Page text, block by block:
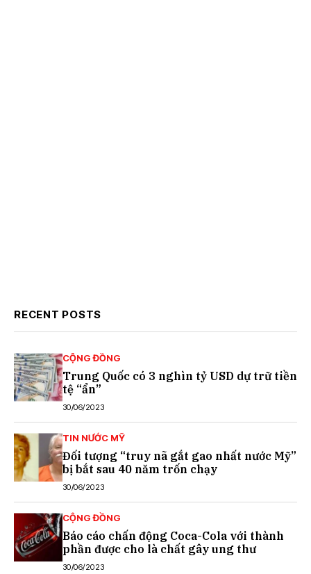
RECENT POSTS
CỘNG ĐỒNG
Trung Quốc có 3 nghìn tỷ USD dự trữ tiền
tệ “ẩn”
30/06/2023
TIN NƯỚC MỸ
Đối tượng “truy nã gắt gao nhất nước Mỹ”
bị bắt sau 40 năm trốn chạy
30/06/2023
CỘNG ĐỒNG
Báo cáo chấn động Coca-Cola với thành
phần được cho là chất gây ung thư
30/06/2023